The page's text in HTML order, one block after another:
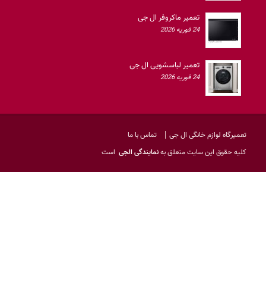
تعمیر ماکروفر ال جی
24 فوریه 2026
تعمیر لباسشویی ال جی
24 فوریه 2026
تماس با ما
تعمیرگاه لوازم خانگی ال جی
کليه حقوق اين سايت متعلق بهنمایندگی الجی است